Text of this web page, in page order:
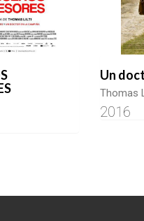
Un
Thomas
2016